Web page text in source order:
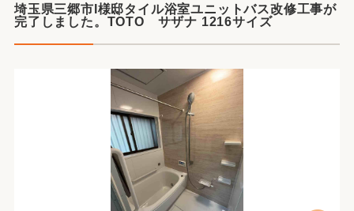
埼玉県三郷市I様邸タイル浴室ユニットバス改修工事が
完了しました。TOTO サザナ 1216サイズ